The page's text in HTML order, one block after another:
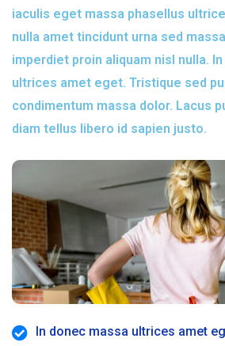
iaculis eget massa phasellus
nulla amet tincidunt urna sed
imperdiet proin aliquam nisl nulla.
ultrices amet eget. Tristique sed
condimentum massa dolor. Lacus
diam tellus libero id sapien justo.
In donec massa ultrices amet